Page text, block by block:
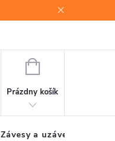
NÁKUPNÝ
Prázdny košík
Závesy a uzávery brán